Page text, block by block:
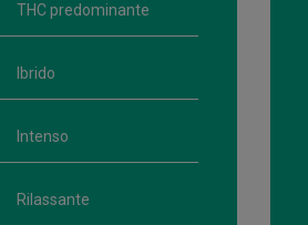
THC predominante
Ibrido
Intenso
Rilassante